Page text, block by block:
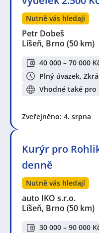
Nutně vás hledají
Petr Dobeš
Líšeň, Brno (50 km)
40 000 – 70 000
Plný úvazek,
Vhodné také pro
Zveřejněno: 4. srpna
Kurýr pro
denně
Nutně vás hledají
auto IKO s.r.o.
Líšeň, Brno (50 km)
30 000 – 90 000